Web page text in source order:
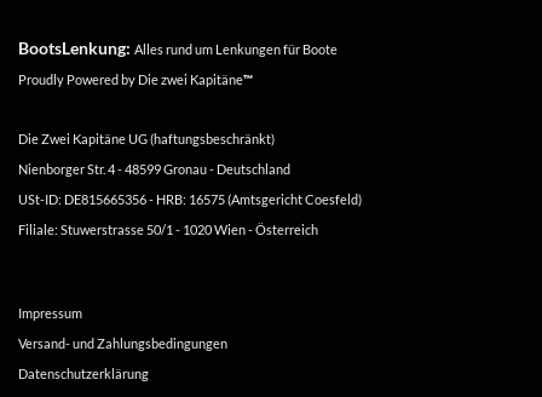
BootsLenkung: Alles rund um Lenkungen für Boote
Proudly Powered by Die zwei Kapitäne™
Die Zwei Kapitäne UG (haftungsbeschränkt)
Nienborger Str. 4 - 48599 Gronau - Deutschland
USt-ID: DE815665356 - HRB: 16575 (Amtsgericht Coesfeld)
Filiale: Stuwerstrasse 50/1 - 1020 Wien - Österreich
Impressum
Versand- und Zahlungsbedingungen
Datenschutzerklärung